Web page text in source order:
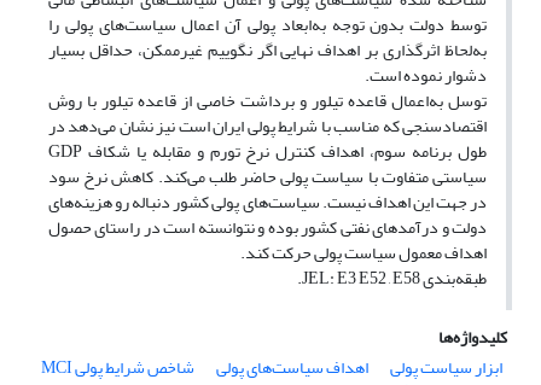
توسط دولت بدون توجه به‌ابعاد پولی آن اعمال سیاست‌های پولی را
به‌لحاظ اثرگذاری بر اهداف نهایی اگر نگوییم غیرممکن،‌ حداقل بسیار
دشوار نموده است.
توسل به‌اعمال قاعده تیلور و برداشت‌ خاصی از قاعده تیلور با روش
اقتصادسنجی که مناسب با شرایط پولی ایران است نیز نشان می‌دهد در
طول برنامه سوم، اهداف کنترل نرخ تورم و مقابله یا شکاف GDP
سیاستی متفاوت با سیاست پولی حاضر طلب می‌کند. کاهش نرخ سود
در جهت این اهداف نیست. سیاست‌های پولی کشور دنباله رو هزینه‌های
دولت و درآمد‌های نفتی کشور بوده و نتوانسته است در راستای حصول
اهداف معمول سیاست پولی حرکت کند.
طبقه‌بندی JEL: E3 E52 , E58.
کلیدواژه‌ها
ابزار سیاست پولی
اهداف سیاست‌های پولی شاخص شرایط پولی MCI